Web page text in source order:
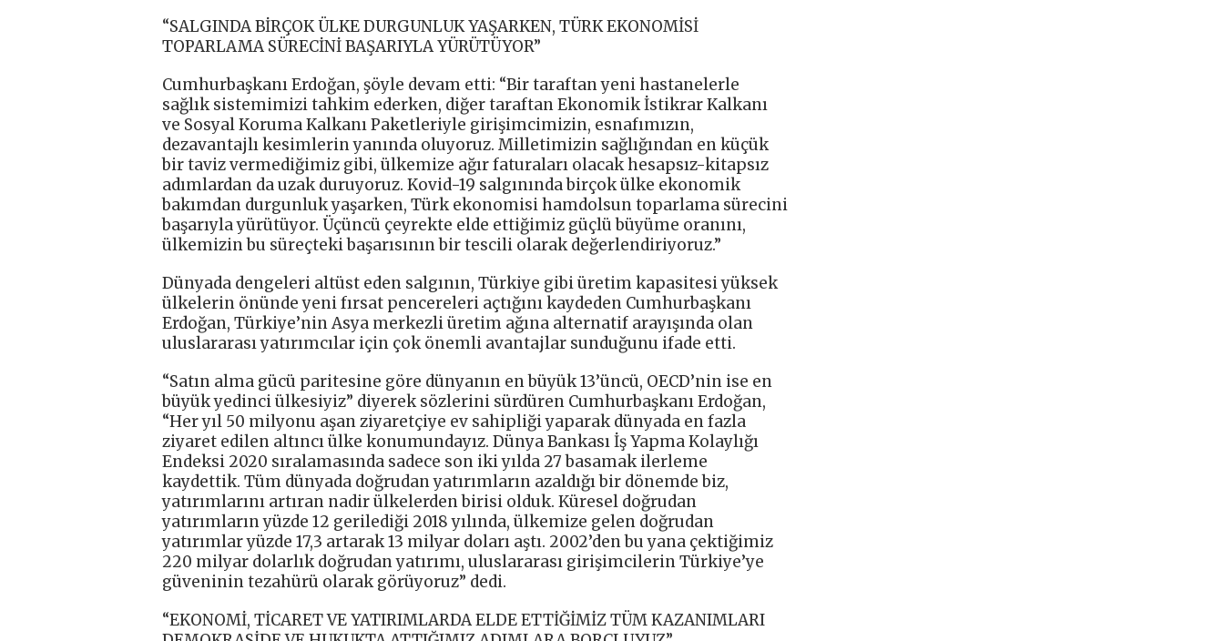
“SALGINDA BİRÇOK ÜLKE DURGUNLUK YAŞARKEN, TÜRK EKONOMİSİ
TOPARLAMA SÜRECİNİ BAŞARIYLA YÜRÜTÜYOR”
Cumhurbaşkanı Erdoğan, şöyle devam etti: “Bir taraftan yeni hastanelerle
sağlık sistemimizi tahkim ederken, diğer taraftan Ekonomik İstikrar Kalkanı
ve Sosyal Koruma Kalkanı Paketleriyle girişimcimizin, esnafımızın,
dezavantajlı kesimlerin yanında oluyoruz. Milletimizin sağlığından en küçük
bir taviz vermediğimiz gibi, ülkemize ağır faturaları olacak hesapsız-kitapsız
adımlardan da uzak duruyoruz. Kovid-19 salgınında birçok ülke ekonomik
bakımdan durgunluk yaşarken, Türk ekonomisi hamdolsun toparlama sürecini
başarıyla yürütüyor. Üçüncü çeyrekte elde ettiğimiz güçlü büyüme oranını,
ülkemizin bu süreçteki başarısının bir tescili olarak değerlendiriyoruz.”
Dünyada dengeleri altüst eden salgının, Türkiye gibi üretim kapasitesi yüksek
ülkelerin önünde yeni fırsat pencereleri açtığını kaydeden Cumhurbaşkanı
Erdoğan, Türkiye’nin Asya merkezli üretim ağına alternatif arayışında olan
uluslararası yatırımcılar için çok önemli avantajlar sunduğunu ifade etti.
“Satın alma gücü paritesine göre dünyanın en büyük 13’üncü, OECD’nin ise en
büyük yedinci ülkesiyiz” diyerek sözlerini sürdüren Cumhurbaşkanı Erdoğan,
“Her yıl 50 milyonu aşan ziyaretçiye ev sahipliği yaparak dünyada en fazla
ziyaret edilen altıncı ülke konumundayız. Dünya Bankası İş Yapma Kolaylığı
Endeksi 2020 sıralamasında sadece son iki yılda 27 basamak ilerleme
kaydettik. Tüm dünyada doğrudan yatırımların azaldığı bir dönemde biz,
yatırımlarını artıran nadir ülkelerden birisi olduk. Küresel doğrudan
yatırımların yüzde 12 gerilediği 2018 yılında, ülkemize gelen doğrudan
yatırımlar yüzde 17,3 artarak 13 milyar doları aştı. 2002’den bu yana çektiğimiz
220 milyar dolarlık doğrudan yatırımı, uluslararası girişimcilerin Türkiye’ye
güveninin tezahürü olarak görüyoruz” dedi.
“EKONOMİ, TİCARET VE YATIRIMLARDA ELDE ETTİĞİMİZ TÜM KAZANIMLARI